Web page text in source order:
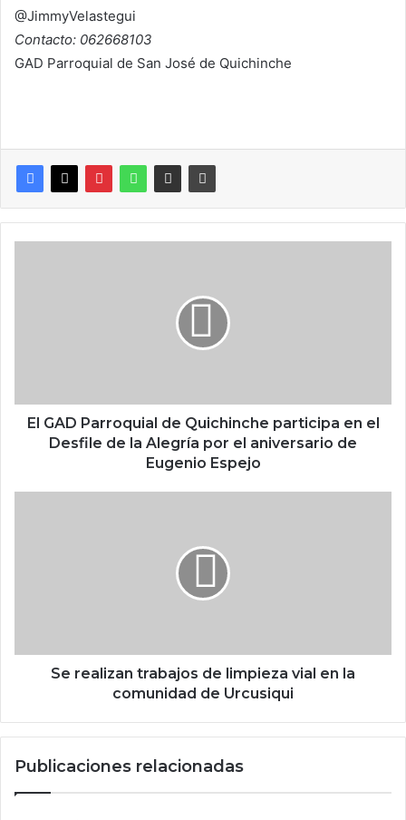
@JimmyVelastegui
Contacto: 062668103
GAD Parroquial de San José de Quichinche
El GAD Parroquial de Quichinche participa en el
Desfile de la Alegría por el aniversario de
Eugenio Espejo
Se realizan trabajos de limpieza vial en la
comunidad de Urcusiqui
Publicaciones relacionadas